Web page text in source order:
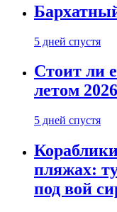
5 дней спустя
Стоит ли
летом
5 дней спустя
пляжах:
под вой